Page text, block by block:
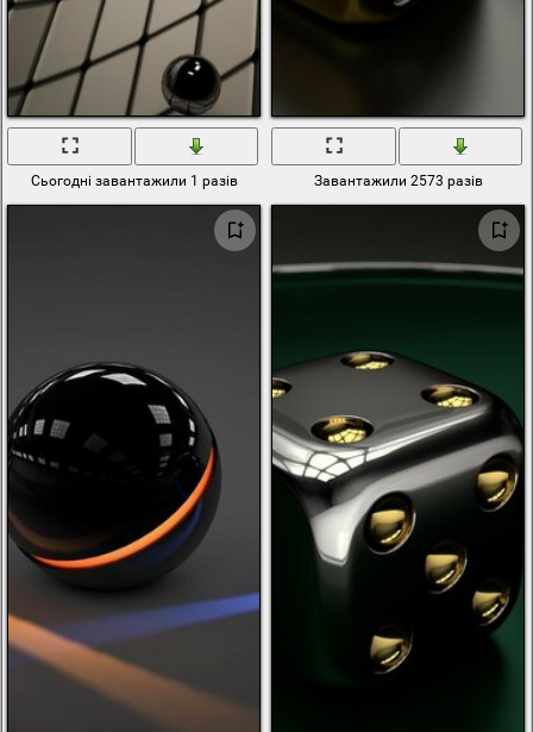
Сьогодні завантажили 1 разів Завантажили 2573 разів